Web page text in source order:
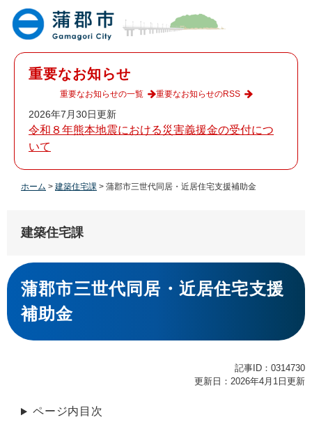
重要なお知らせ
2026年7月30日更新
令和８年熊本地震における災害義援金の受付につ
いて
重要なお知らせの一覧 重要なお知らせのRSS
ホーム > 建築住宅課 > 蒲郡市三世代同居・近居住宅支援補助金
建築住宅課
本
文
蒲郡市三世代同居・近居住宅支援
補助金
記事ID：0314730
更新日：2026年4月1日更新
ページ内目次